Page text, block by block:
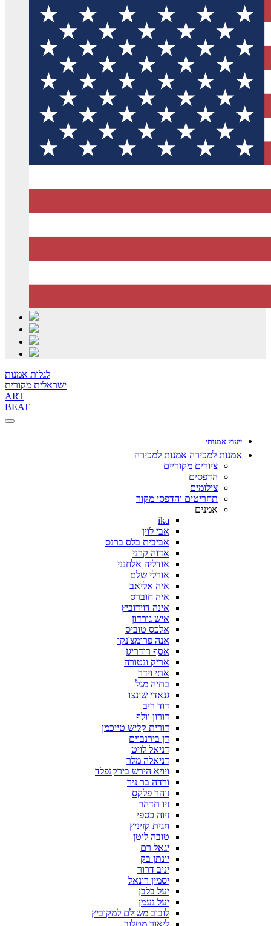
לגלות אמנות
ישראלית מקורית
ART
BEAT
ייעוץ אמנותי
אמנות למכירה אמנות למכירה
ציורים מקוריים
הדפסים
צילומים
תחריטים והדפסי מקור
אמנים
ika
אבי לוין
אביבית בלס ברנס
אדוה קרני
אודליה אלחנני
אורלי שלם
איה אליאב
איה חוברס
אינה דוידוביץ
איש גורדון
אלכס טוביס
אנה פרומצ'נקו
אסף רודריגז
אריק ונטורה
אתי וידר
בתיה מגל
גנאדי שונצו
דוד ריב
דורון וולף
דורית קליש טייכמן
דן בירנבוים
דניאל לויט
דניאלה מלר
ויויא הירש בירקנפלד
ורדה בר ניר
זוהר פלקס
זיו תדהר
זיוה כספי
חגית קזיניץ
טובה לוטן
יגאל רם
יונתן בק
יניב דרור
יסמין רונאל
יעל בלבן
יעל נעמן
לובוב משולם למקוביץ
ליאור מטלוב